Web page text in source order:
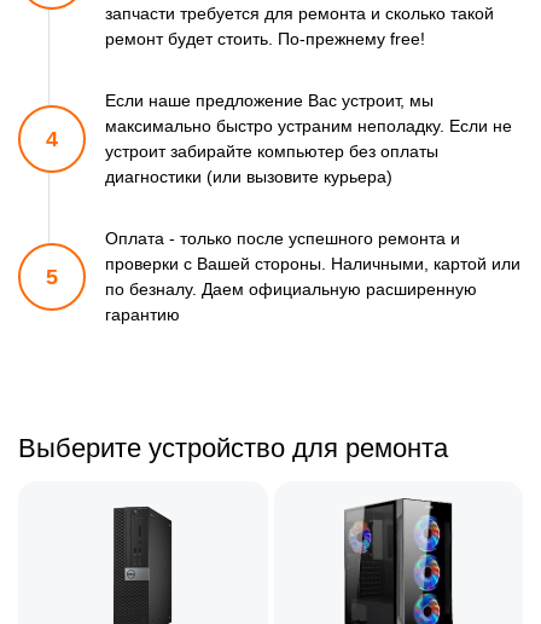
запчасти требуется для ремонта и сколько такой
ремонтбудет стоить. По-прежнему free!
4
Если наше предложение Вас устроит, мы
максимально быстро устраним неполадку. Если не
устроит забирайте компьютер без оплаты
диагностики (или вызовите курьера)
5
Оплата - только после успешного ремонта и
проверки с Вашей стороны. Наличными, картой или
по безналу. Даем официальную расширенную
гарантию
Выберите устройство для ремонта